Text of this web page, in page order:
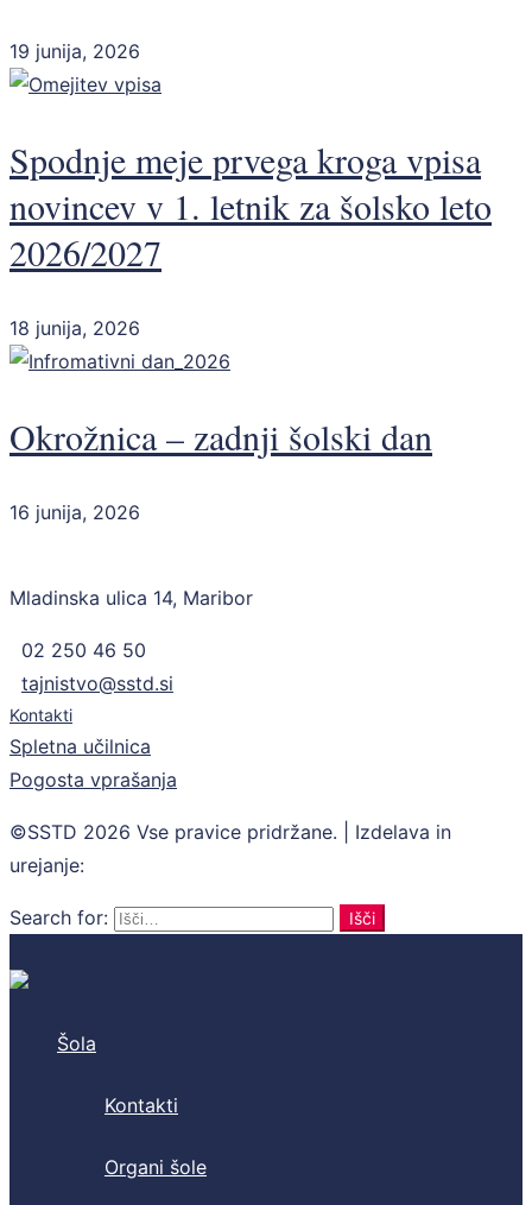
19 junija, 2026
Spodnje meje prvega kroga vpisa
novincev v 1. letnik za šolsko leto
2026/2027
18 junija, 2026
Okrožnica – zadnji šolski dan
16 junija, 2026
Mladinska ulica 14, Maribor
02 250 46 50
tajnistvo@sstd.si
Kontakti
Spletna učilnica
Pogosta vprašanja
©SSTD 2026 Vse pravice pridržane. | Izdelava in
urejanje:
Search for: Išči
Šola
Kontakti
Organi šole